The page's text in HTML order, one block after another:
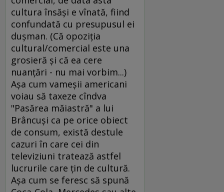
cultura însăşi e vînată, fiind
confundată cu presupusul ei
duşman. (Că opoziţia
cultural/comercial este una
grosieră şi că ea cere
nuanţări - nu mai vorbim...)
Aşa cum vameşii americani
voiau să taxeze cîndva
"Pasărea măiastră" a lui
Brâncuşi ca pe orice obiect
de consum, există destule
cazuri în care cei din
televiziuni tratează astfel
lucrurile care ţin de cultură.
Aşa cum se feresc să spună